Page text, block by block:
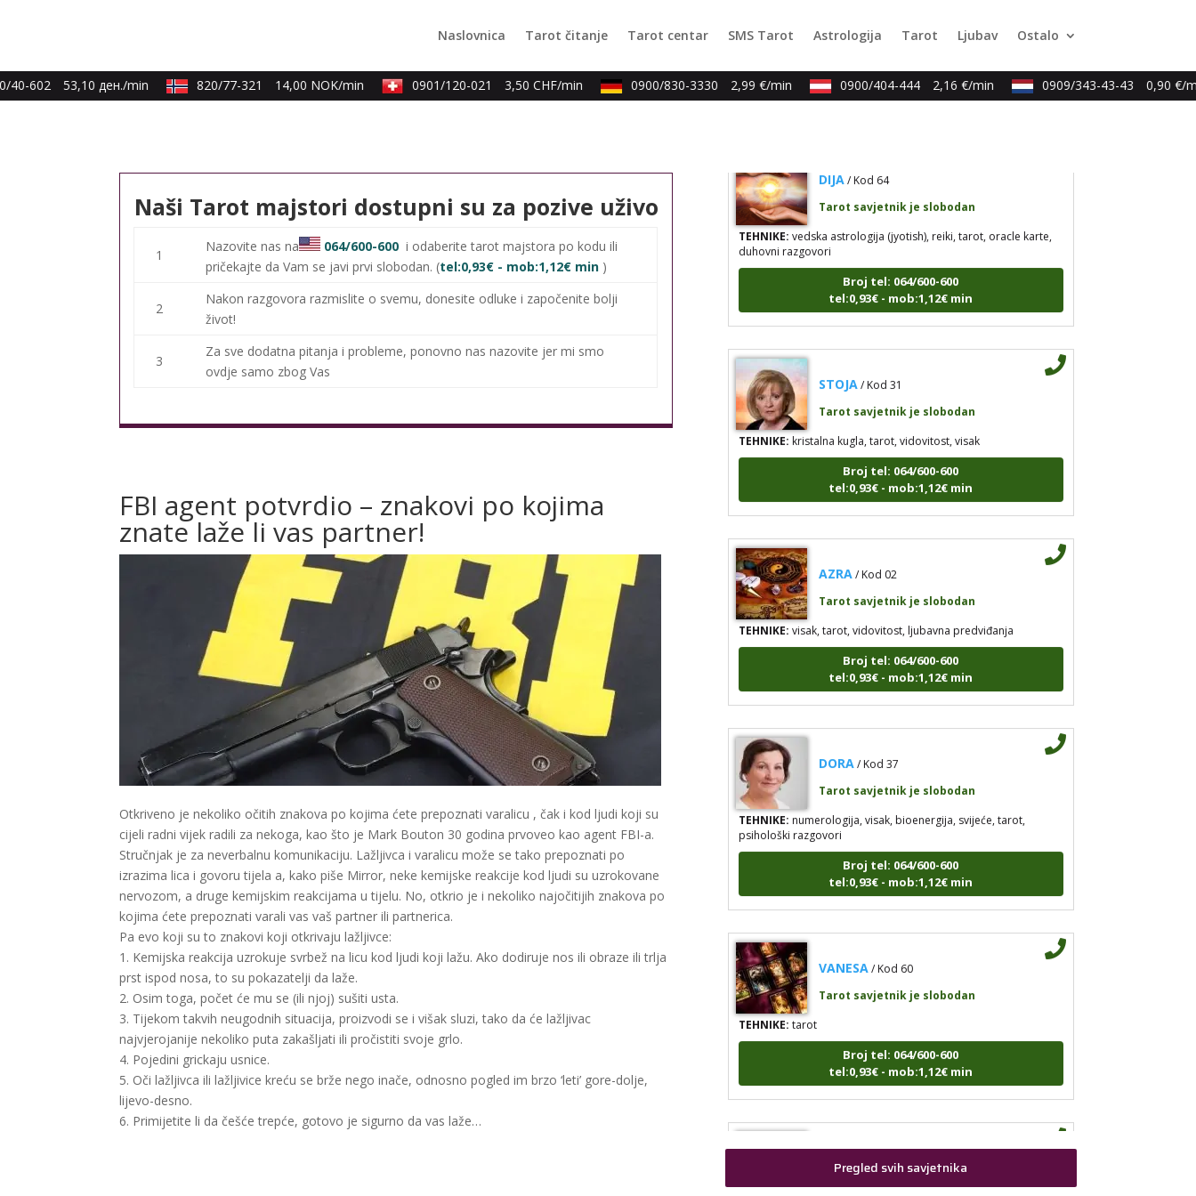
Naslovnica Tarot čitanje Tarot centar SMS Tarot Astrologija Tarot Ljubav Ostalo
40-602 53,10 ден./min 820/77-321 14,00 NOK/min 0901/120-021 3,50 CHF/min 0900/830-3330 2,99 €/min 0900/404-444 2,16 €/min 0909/343-43-43 0,90 €/
Naši Tarot majstori dostupni su za pozive uživo
1
Nazovite nas na 064/600-600 i odaberite tarot majstora po kodu ili
pričekajte da Vam se javi prvi slobodan. (tel:0,93€ - mob:1,12€ min )
2
Nakon razgovora razmislite o svemu, donesite odluke i započenite bolji
život!
3
Za sve dodatna pitanja i probleme, ponovno nas nazovite jer mi smo
ovdje samo zbog Vas
FBI agent potvrdio – znakovi po kojima
znate laže li vas partner!
Otkriveno je nekoliko očitih znakova po kojima ćete prepoznati varalicu , čak i kod ljudi koji su
cijeli radni vijek radili za nekoga, kao što je Mark Bouton 30 godina prvoveo kao agent FBI-a.
Stručnjak je za neverbalnu komunikaciju. Lažljivca i varalicu može se tako prepoznati po
izrazima lica i govoru tijela a, kako piše Mirror, neke kemijske reakcije kod ljudi su uzrokovane
nervozom, a druge kemijskim reakcijama u tijelu. No, otkrio je i nekoliko najočitijih znakova po
kojima ćete prepoznati varali vas vaš partner ili partnerica.
Pa evo koji su to znakovi koji otkrivaju lažljivce:
1. Kemijska reakcija uzrokuje svrbež na licu kod ljudi koji lažu. Ako dodiruje nos ili obraze ili trlja
prst ispod nosa, to su pokazatelji da laže.
2. Osim toga, počet će mu se (ili njoj) sušiti usta.
3. Tijekom takvih neugodnih situacija, proizvodi se i višak sluzi, tako da će lažljivac
najvjerojanije nekoliko puta zakašljati ili pročistiti svoje grlo.
4. Pojedini grickaju usnice.
5. Oči lažljivca ili lažljivice kreću se brže nego inače, odnosno pogled im brzo ‘leti’ gore-dolje,
lijevo-desno.
6. Primijetite li da češće trepće, gotovo je sigurno da vas laže…
knjiga promjena mudrosti, rune, izrada runskih amajlija
Broj tel: 064/600-600
tel:0,93€ - mob:1,12€ min
TEHNIKE:vedska astrologija (jyotish), reiki, tarot, oracle karte,
duhovni razgovori
Broj tel: 064/600-600
tel:0,93€ - mob:1,12€ min
TEHNIKE:kristalna kugla, tarot, vidovitost, visak
Broj tel: 064/600-600
tel:0,93€ - mob:1,12€ min
TEHNIKE:visak, tarot, vidovitost, ljubavna predviđanja
Broj tel: 064/600-600
tel:0,93€ - mob:1,12€ min
TEHNIKE:numerologija, visak, bioenergija, svijeće, tarot,
psihološki razgovori
Broj tel: 064/600-600
tel:0,93€ - mob:1,12€ min
TEHNIKE:tarot
Broj tel: 064/600-600
tel:0,93€ - mob:1,12€ min
IRIDA - MAGDALENA/ Kod 36
Tarot savjetnik je slobodan
Pregled svih savjetnika